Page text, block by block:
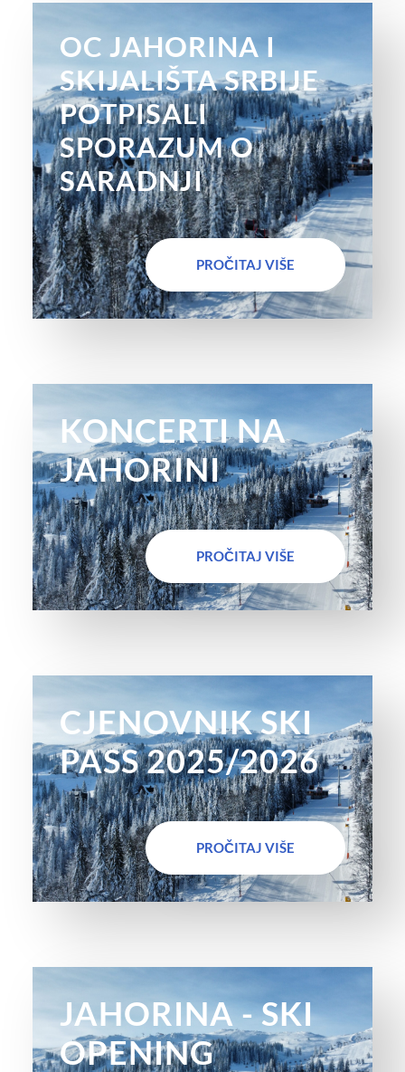
OC JAHORINA I
SKIJALIŠTA SRBIJE
POTPISALI
SPORAZUM O
SARADNJI
PROČITAJ VIŠE
KONCERTI NA
JAHORINI
PROČITAJ VIŠE
CJENOVNIK SKI
PASS 2025/2026
PROČITAJ VIŠE
JAHORINA - SKI
OPENING